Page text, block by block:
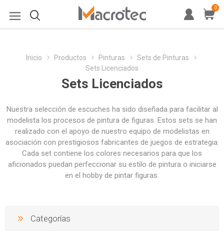
0
Inicio Productos Pinturas
Sets de Pinturas
Sets Licenciados
Sets Licenciados
Nuestra selección de escuches ha sido diseñada para facilitar al
modelista los procesos de pintura de figuras. Estos sets se han
realizado con el apoyo de nuestro equipo de modelistas en
asociación con prestigiosos fabricantes de juegos de estrategia.
Cada set contiene los colores necesarios para que los
aficionados puedan perfeccionar su estilo de pintura o iniciarse
en el hobby de pintar figuras.
Categorías